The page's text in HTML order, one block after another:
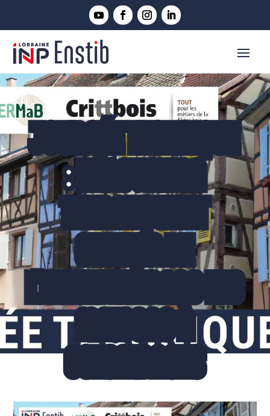
JOURNÉE TECHNIQUE
: RÉNOVATION
L’HUMIDITÉ DANS LES
MAISONS À